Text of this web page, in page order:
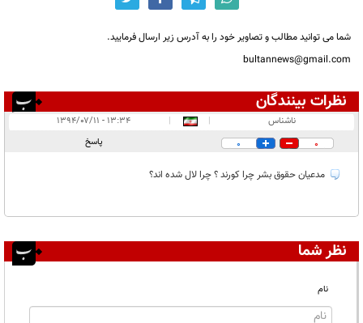
شما می توانید مطالب و تصاویر خود را به آدرس زیر ارسال فرمایید.
bultannews@gmail.com
نظرات بینندگان
در انتظار بررسی:
ناشناس |
|
۱۳:۳۴ - ۱۳۹۴/۰۷/۱۱
0
0 پاسخ
مدعیان حقوق بشر چرا کورند ؟ چرا لال شده اند؟
نظر شما
نام